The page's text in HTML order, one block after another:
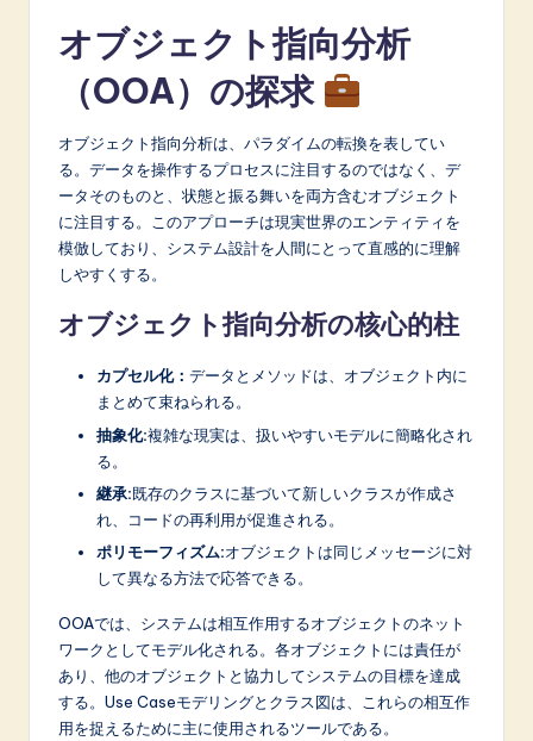
オブジェクト指向分析
（OOA）の探求
オブジェクト指向分析は、パラダイムの転換を表してい
る。データを操作するプロセスに注目するのではなく、デ
ータそのものと、状態と振る舞いを両方含むオブジェクト
に注目する。このアプローチは現実世界のエンティティを
模倣しており、システム設計を人間にとって直感的に理解
しやすくする。
オブジェクト指向分析の核心的柱
カプセル化： データとメソッドは、オブジェクト内に
まとめて束ねられる。
抽象化:複雑な現実は、扱いやすいモデルに簡略化され
る。
継承:既存のクラスに基づいて新しいクラスが作成さ
れ、コードの再利用が促進される。
ポリモーフィズム:オブジェクトは同じメッセージに対
して異なる方法で応答できる。
OOAでは、システムは相互作用するオブジェクトのネット
ワークとしてモデル化される。各オブジェクトには責任が
あり、他のオブジェクトと協力してシステムの目標を達成
する。Use Caseモデリングとクラス図は、これらの相互作
用を捉えるために主に使用されるツールである。